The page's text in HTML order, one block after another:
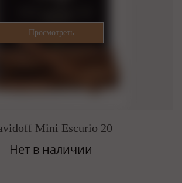
Mini Escurio 20
Нет в наличии